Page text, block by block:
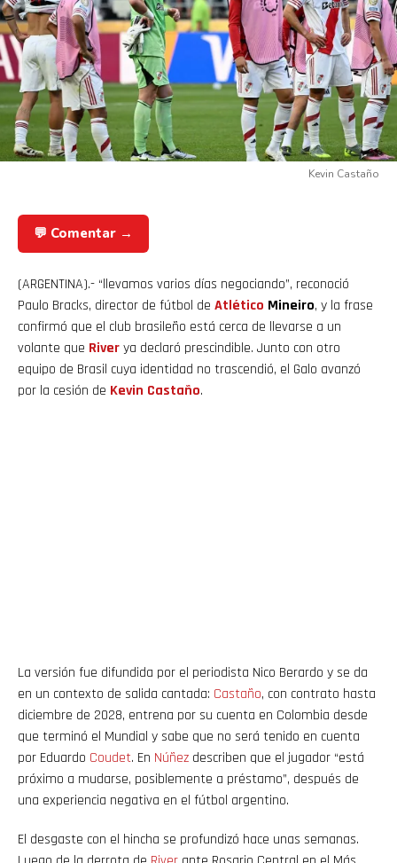
Kevin Castaño
💬 Comentar →
(ARGENTINA).- “llevamos varios días negociando”, reconoció
Paulo Bracks, director de fútbol de Atlético Mineiro, y la frase
confirmó que el club brasileño está cerca de llevarse a un
volante que Riverya declaró prescindible. Junto con otro
equipo de Brasil cuya identidad no trascendió, el Galo avanzó
por la cesión de Kevin Castaño.
La versión fue difundida por el periodista Nico Berardo y se da
en un contexto de salida cantada: Castaño, con contrato hasta
diciembre de 2028, entrena por su cuenta en Colombia desde
que terminó el Mundial y sabe que no será tenido en cuenta
por Eduardo Coudet. En Núñez describen que el jugador “está
próximo a mudarse, posiblemente a préstamo”, después de
una experiencia negativa en el fútbol argentino.
El desgaste con el hincha se profundizó hace unas semanas.